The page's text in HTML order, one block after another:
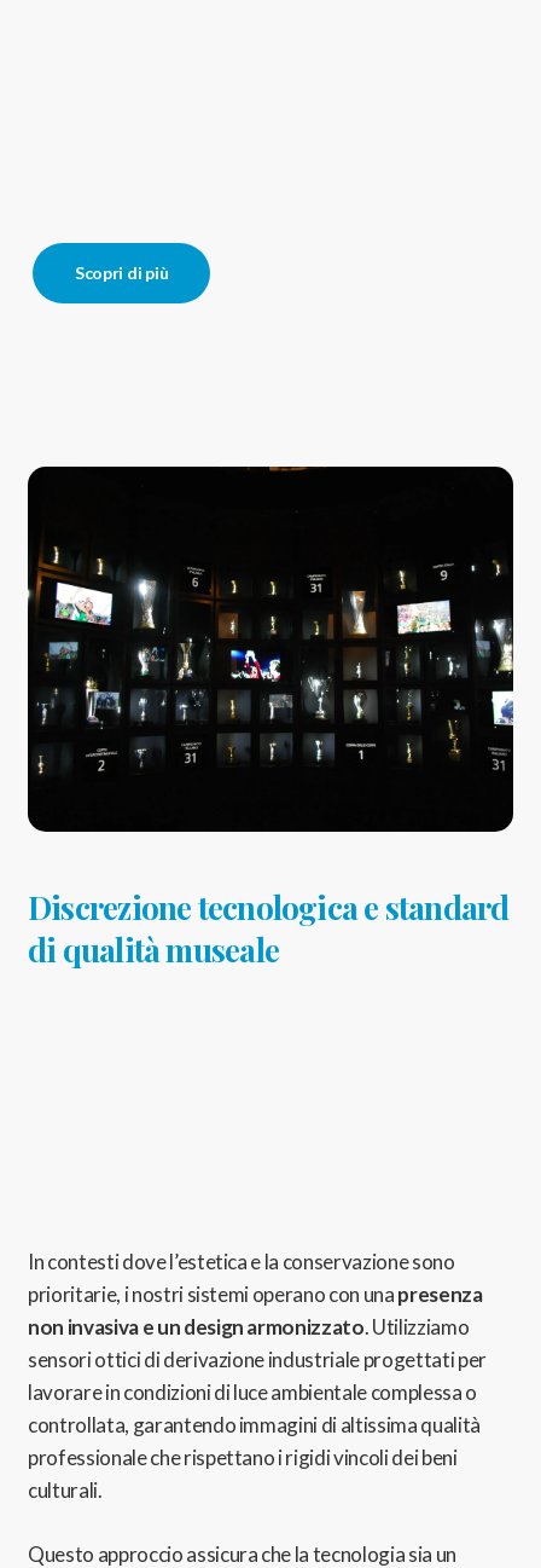
Scopri di più
Discrezione tecnologica e standard
di qualità museale
In contesti dove l’estetica e la conservazione sono
prioritarie, i nostri sistemi operano con unapresenza
non invasiva e un design armonizzato.Utilizziamo
sensori ottici di derivazione industriale progettati per
lavorare in condizioni di luce ambientale complessa o
controllata, garantendo immagini di altissima qualità
professionale che rispettano i rigidi vincoli dei beni
culturali.
Questo approccio assicura che la tecnologia sia un